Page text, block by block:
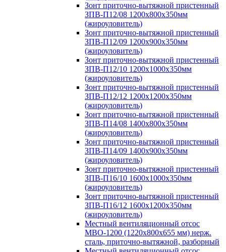
Зонт приточно-вытяжной пристенный
ЗПВ-П12/08 1200х800х350мм
(жироуловитель)
Зонт приточно-вытяжной пристенный
ЗПВ-П12/09 1200х900х350мм
(жироуловитель)
Зонт приточно-вытяжной пристенный
ЗПВ-П12/10 1200х1000х350мм
(жироуловитель)
Зонт приточно-вытяжной пристенный
ЗПВ-П12/12 1200х1200х350мм
(жироуловитель)
Зонт приточно-вытяжной пристенный
ЗПВ-П14/08 1400х800х350мм
(жироуловитель)
Зонт приточно-вытяжной пристенный
ЗПВ-П14/09 1400х900х350мм
(жироуловитель)
Зонт приточно-вытяжной пристенный
ЗПВ-П16/10 1600х1000х350мм
(жироуловитель)
Зонт приточно-вытяжной пристенный
ЗПВ-П16/12 1600х1200х350мм
(жироуловитель)
Местный вентиляционный отсос
МВО-1200 (1220х800х655 мм) нерж.
сталь, приточно-вытяжной, разборный